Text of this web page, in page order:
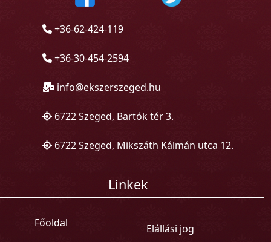
+36-62-424-119
+36-30-454-2594
info@ekszerszeged.hu
6722 Szeged, Bartók tér 3.
6722 Szeged, Mikszáth Kálmán utca 12.
Linkek
Főoldal Elállási jog